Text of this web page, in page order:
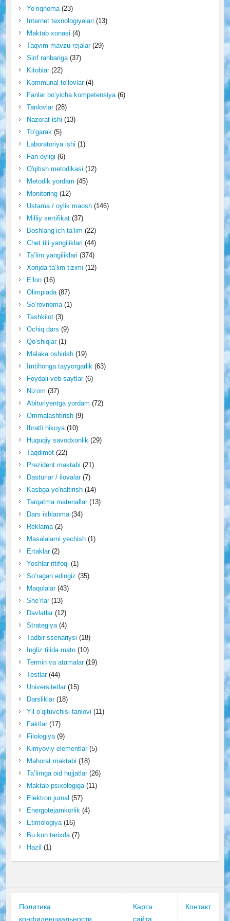
Yo‘riqnoma(23)
Internet texnologiyalari (13)
Maktab xonasi (4)
Taqvim-mavzu rejalar(29)
Sinf rahbariga(37)
Kitoblar(22)
Kommunal to‘lovlar(4)
Fanlar bo‘yicha kompetensiya(6)
Tanlovlar(28)
Nazorat ishi (13)
To‘garak (5)
Laboratoriya ishi (1)
Fan oyligi (6)
O'qitish metodikasi (12)
Metodik yordam (45)
Monitoring(12)
Ustama / oylik maosh(146)
Milliy sertifikat(37)
Boshlang‘ich ta’lim (22)
Chet tili yangiliklari (44)
Ta’lim yangiliklari (374)
Xorijda ta’lim tizimi (12)
E’lon(16)
Olimpiada(87)
So‘rovnoma(1)
Tashkilot(3)
Ochiq dars (9)
Qo‘shiqlar(1)
Malaka oshirish(19)
Imtihonga tayyorgarlik (63)
Foydali veb saytlar(6)
Nizom (37)
Abituriyentga yordam (72)
Ommalashtirish(9)
Ibratli hikoya(10)
Huquqiy savodxonlik (29)
Taqdimot(22)
Prezident maktabi (21)
Dasturlar / ilovalar(7)
Kasbga yo'naltirish(14)
Tarqatma materiallar(13)
Dars ishlanma(34)
Reklama(2)
Masalalarni yechish(1)
Ertaklar(2)
Yoshlar ittifoqi (1)
So‘ragan edingiz (35)
Maqolalar(43)
She’rlar(13)
Davlatlar(12)
Strategiya(4)
Tadbir ssenariysi (18)
Ingliz tilida matn(10)
Termin va atamalar(19)
Testlar(44)
Universitetlar(15)
Darsliklar(18)
Yil o‘qituvchisi tanlovi (11)
Faktlar(17)
Filologiya(9)
Kimyoviy elementlar(5)
Mahorat maktabi (18)
Ta’limga oid hujjatlar(26)
Maktab psixologiga(11)
Elektron jurnal (57)
Energotejamkorlik (4)
Etimologiya(16)
Bu kun tarixda(7)
Hazil (1)
Политика
конфиденциальности
Карта
сайта
Контакт